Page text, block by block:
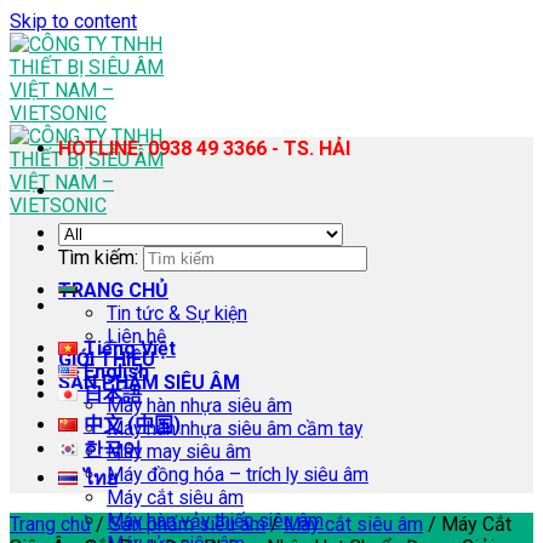
Skip to content
TRANG CHỦ
Tin tức & Sự kiện
Liên hệ
GIỚI THIỆU
SẢN PHẨM SIÊU ÂM
Máy hàn nhựa siêu âm
Máy hàn nhựa siêu âm cầm tay
Máy may siêu âm
Máy đồng hóa – trích ly siêu âm
Máy cắt siêu âm
Máy hàn vảy thiếc siêu âm
HOTLINE: 0938 49 3366 - TS. HẢI
Tìm kiếm:
Tiếng Việt
English
日本語
中文 (中国)
한국어
ไทย
Trang chủ / Sản phẩm siêu âm / Máy cắt siêu âm / Máy Cắt